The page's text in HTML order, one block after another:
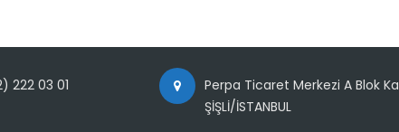
222 03 01
Perpa Ticaret Merkezi A Blok
ŞİŞLİ/İSTANBUL